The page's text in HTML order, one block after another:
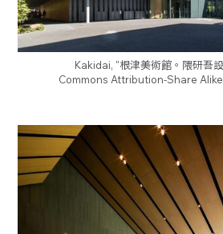
Kakidai, "根津美術館。隈研吾
Commons Attribution-Share